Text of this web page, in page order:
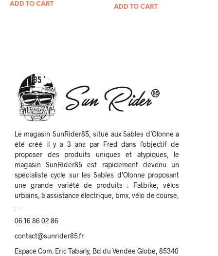
ADD TO CART ADD TO CART
Le magasin SunRider85, situé aux Sables d’Olonne a
été créé il y a 3 ans par Fred dans l’objectif de
proposer des produits uniques et atypiques, le
magasin SunRider85 est rapidement devenu un
spécialiste cycle sur les Sables d’Olonne proposant
une grande variété de produits : Fatbike, vélos
urbains, à assistance électrique, bmx, vélo de course,
06 16 86 02 86
contact@sunrider85.fr
Espace Com. Eric Tabarly, Bd du Vendée Globe, 85340